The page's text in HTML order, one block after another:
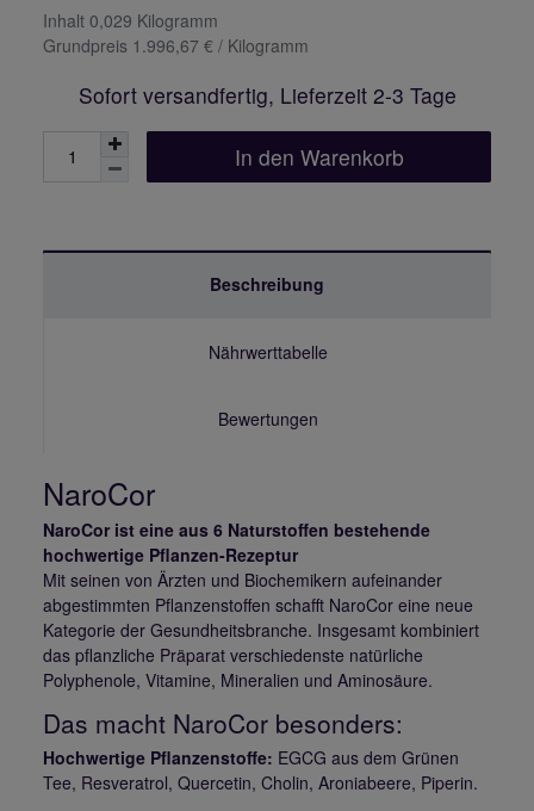
Inhalt 0,029 Kilogramm
Grundpreis 1.996,67 € / Kilogramm
Sofort versandfertig, Lieferzeit 2-3 Tage
In den Warenkorb
Beschreibung
Nährwerttabelle
Bewertungen
NaroCor
NaroCor ist eine aus 6 Naturstoffen bestehende
hochwertige Pflanzen-Rezeptur
Mit seinen von Ärzten und Biochemikern aufeinander
abgestimmten Pflanzenstoffen schafft NaroCor eine neue
Kategorie der Gesundheitsbranche. Insgesamt kombiniert
das pflanzliche Präparat verschiedenste natürliche
Polyphenole, Vitamine, Mineralien und Aminosäure.
Das macht NaroCor besonders:
Hochwertige Pflanzenstoffe: EGCG aus dem Grünen
Tee, Resveratrol, Quercetin, Cholin, Aroniabeere, Piperin.